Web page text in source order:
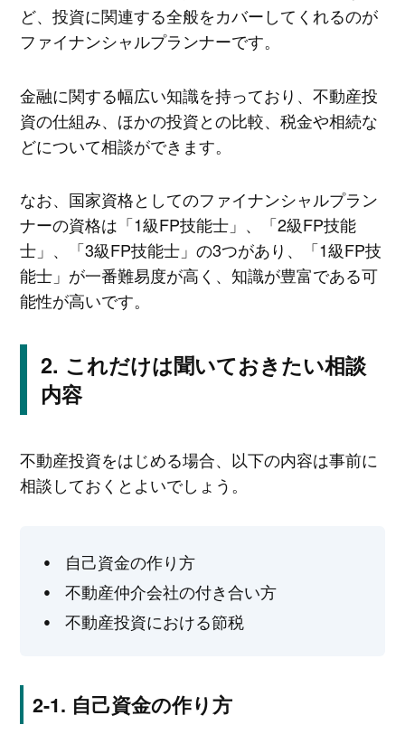
ど、投資に関連する全般をカバーしてくれるのが
ファイナンシャルプランナーです。
金融に関する幅広い知識を持っており、不動産投
資の仕組み、ほかの投資との比較、税金や相続な
どについて相談ができます。
なお、国家資格としてのファイナンシャルプラン
ナーの資格は「1級FP技能士」、「2級FP技能
士」、「3級FP技能士」の3つがあり、「1級FP技
能士」が一番難易度が高く、知識が豊富である可
能性が高いです。
これだけは聞いておきたい相談
内容
不動産投資をはじめる場合、以下の内容は事前に
相談しておくとよいでしょう。
自己資金の作り方
不動産仲介会社の付き合い方
不動産投資における節税
自己資金の作り方